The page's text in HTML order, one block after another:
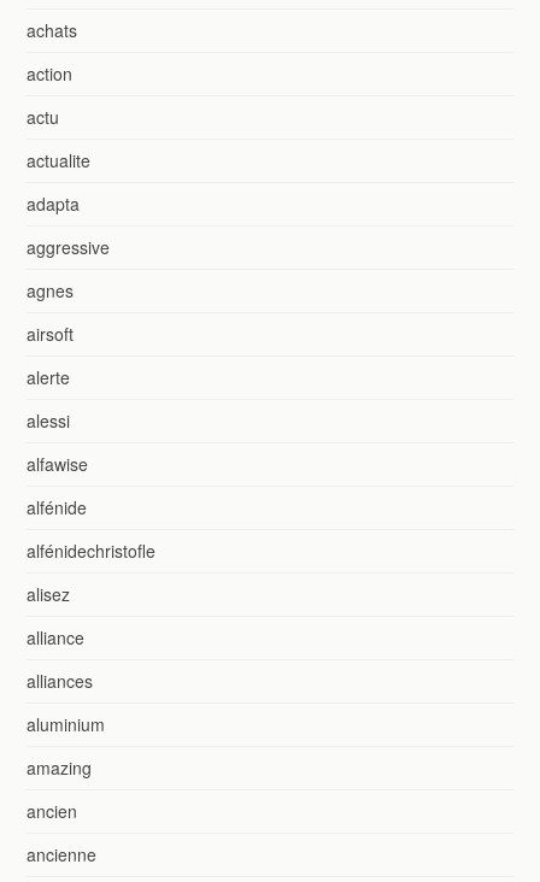
achats
action
actu
actualite
adapta
aggressive
agnes
airsoft
alerte
alessi
alfawise
alfénide
alfénidechristofle
alisez
alliance
alliances
aluminium
amazing
ancien
ancienne